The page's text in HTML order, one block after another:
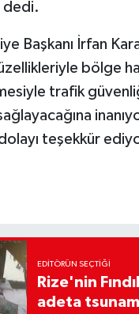
dedi.
Başkanı İrfan
bölge
trafik
teşekkür
EDITÖRÜN SEÇTIĞI
Rize'nin
adeta